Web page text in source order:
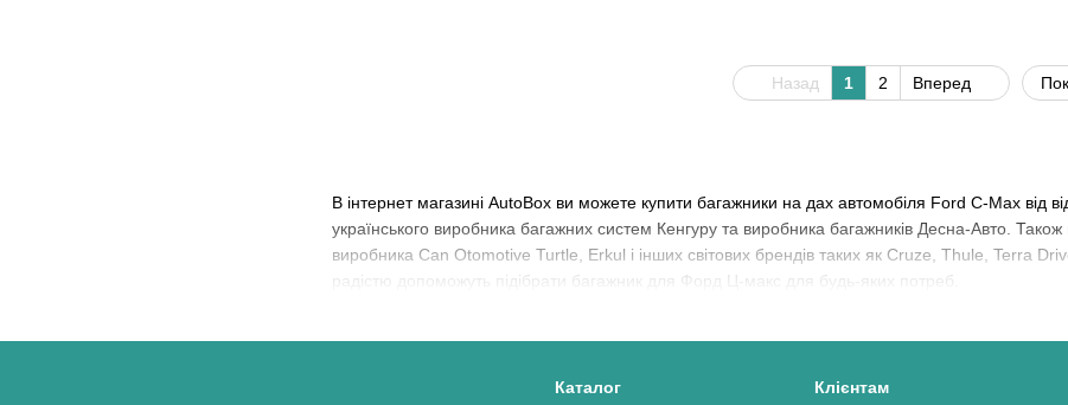
В інтернет магазині AutoBox ви можете купити багажники на дах автомобіля Ford C-Max від
українського виробника багажних систем Кенгуру та виробника багажників Десна-Авто.
виробника Can Otomotive Turtle, Erkul і інших світових брендів таких як Cruze, Thule, Terra
радістю допоможуть підібрати багажник для Форд Ц-макс для будь-яких потреб.
Назад 1 2 Вперед
Каталог Клієнтам